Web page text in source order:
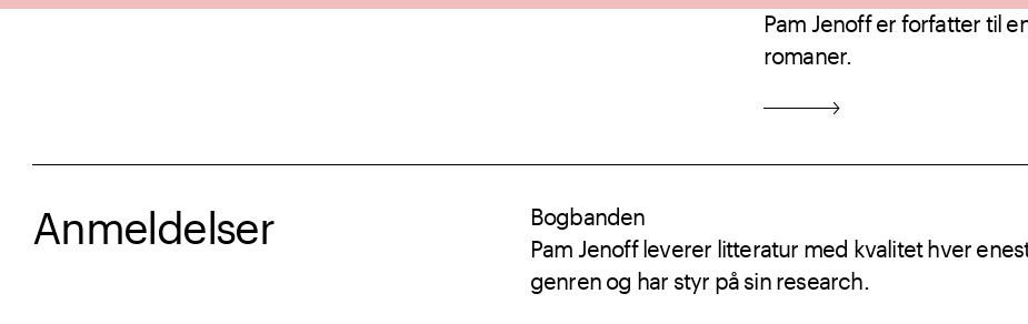
Pam Jenoff er forfatter til
romaner.
Anmeldelser
Bogbanden
Pam Jenoff leverer litteratur med kvalitet hver
genren og har styr på sin research.